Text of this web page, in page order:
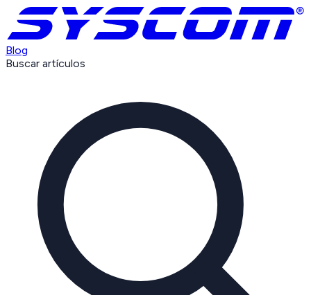
Blog
Buscar artículos